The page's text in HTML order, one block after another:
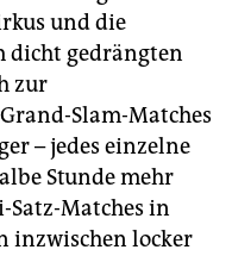
und die
dicht gedrängten
zur
Slam-Matches
– jedes einzelne
Stunde mehr
Satz-Matches in
inzwischen locker